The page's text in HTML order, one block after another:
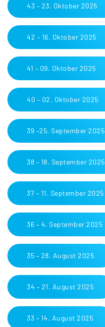
43 – 23. Oktober 2025
42 – 16. Oktober 2025
41 – 09. Oktober 2025
40 – 02. Oktober 2025
39 –25. September 2025
38 – 18. September 2025
37 – 11. September 2025
36 – 4. September 2025
35 – 28. August 2025
34 – 21. August 2025
33 – 14. August 2025